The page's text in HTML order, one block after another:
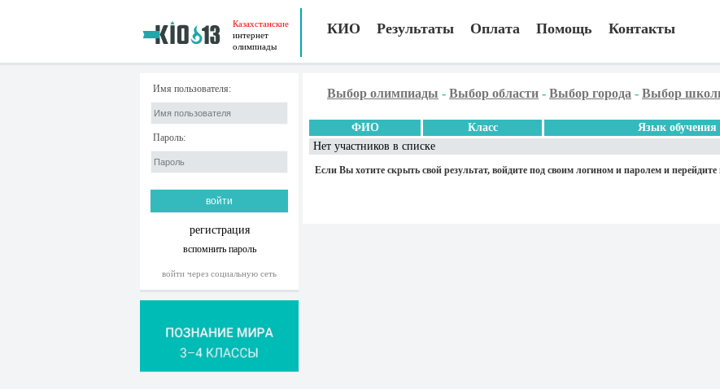
Казахстанские
интернет
олимпиады
КИО Результаты Оплата Помощь Контакты
Имя пользователя:
Пароль:
регистрация
вспомнить пароль
войти через социальную сеть
Выбор олимпиады - Выбор области - Выбор города - Выбор
ФИО Класс Язык обучения
Нет участников в списке
Если Вы хотите скрыть свой результат, войдите под своим логином и паролем и перейдите